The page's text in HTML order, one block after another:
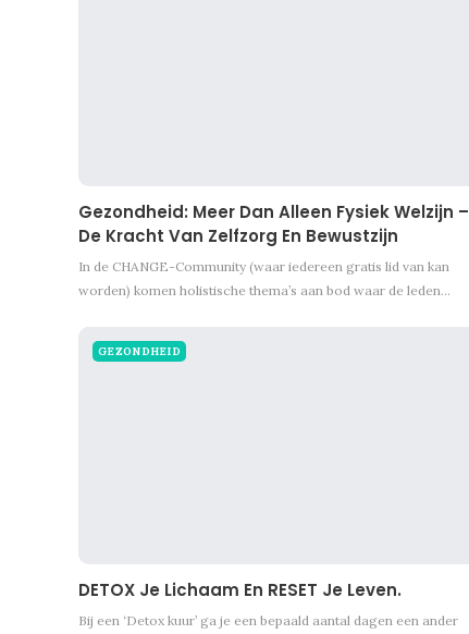
Gezondheid: Meer Dan Alleen Fysiek Welzijn –
De Kracht Van Zelfzorg En Bewustzijn
In de CHANGE-Community (waar iedereen gratis lid van kan
worden) komen holistische thema’s aan bod waar de leden…
GEZONDHEID
DETOX Je Lichaam En RESET Je Leven.
Bij een ‘Detox kuur’ ga je een bepaald aantal dagen een ander